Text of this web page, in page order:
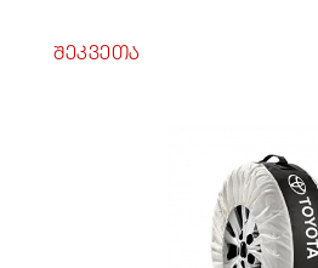
ᲨᲔᲙᲕᲔᲗᲐ